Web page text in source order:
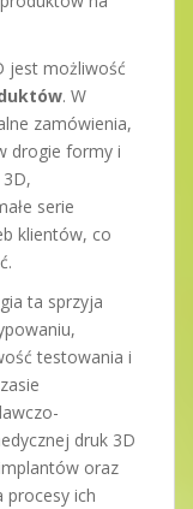
jest możliwość
. W
zamówienia,
drogie formy i
serie
klientów, co
ta sprzyja
testowania i
druk 3D
oraz
procesy ich